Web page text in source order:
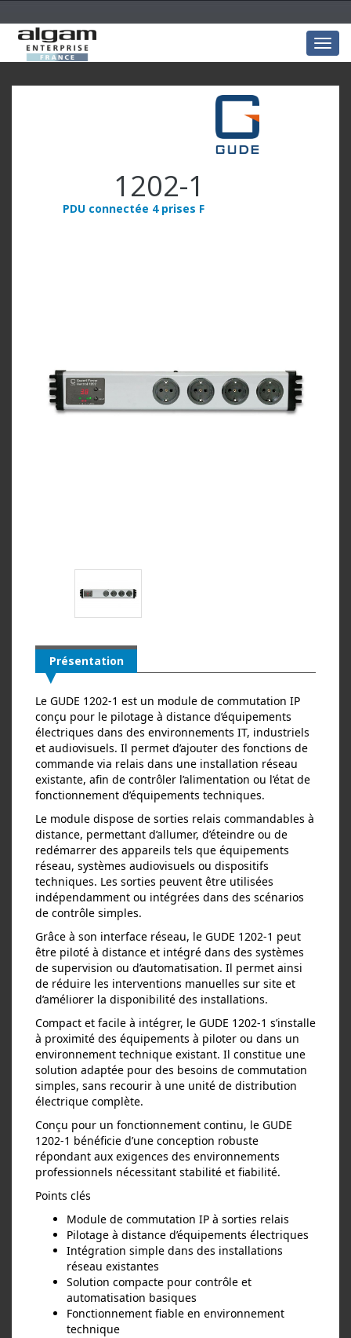
1202-1
PDU connectée 4 prises F
Présentation
Le GUDE 1202‑1 est un module de commutation IP
conçu pour le pilotage à distance d’équipements
électriques dans des environnements IT, industriels
et audiovisuels. Il permet d’ajouter des fonctions de
commande via relais dans une installation réseau
existante, afin de contrôler l’alimentation ou l’état de
fonctionnement d’équipements techniques.
Le module dispose de sorties relais commandables à
distance, permettant d’allumer, d’éteindre ou de
redémarrer des appareils tels que équipements
réseau, systèmes audiovisuels ou dispositifs
techniques. Les sorties peuvent être utilisées
indépendamment ou intégrées dans des scénarios
de contrôle simples.
Grâce à son interface réseau, le GUDE 1202‑1 peut
être piloté à distance et intégré dans des systèmes
de supervision ou d’automatisation. Il permet ainsi
de réduire les interventions manuelles sur site et
d’améliorer la disponibilité des installations.
Compact et facile à intégrer, le GUDE 1202‑1 s’installe
à proximité des équipements à piloter ou dans un
environnement technique existant. Il constitue une
solution adaptée pour des besoins de commutation
simples, sans recourir à une unité de distribution
électrique complète.
Conçu pour un fonctionnement continu, le GUDE
1202‑1 bénéficie d’une conception robuste
répondant aux exigences des environnements
professionnels nécessitant stabilité et fiabilité.
Points clés
Module de commutation IP à sorties relais
Pilotage à distance d’équipements électriques
Intégration simple dans des installations
réseau existantes
Solution compacte pour contrôle et
automatisation basiques
Fonctionnement fiable en environnement
technique